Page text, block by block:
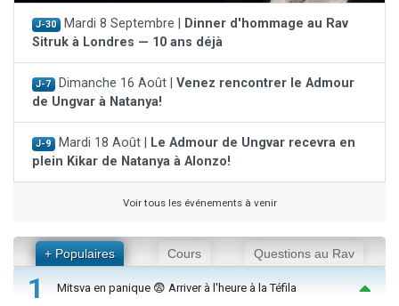
J-30 Mardi 8 Septembre |
Dinner d'hommage au Rav
Sitruk à Londres — 10 ans déjà
J-7 Dimanche 16 Août | Venez rencontrer le Admour
de Ungvar à Natanya!
J-9 Mardi 18 Août |
Le Admour de Ungvar recevra en
plein Kikar de Natanya à Alonzo!
Voir tous les événements à venir
+ Populaires Cours Questions au Rav
1 Mitsva en panique 😨 Arriver à l'heure à la Téfila